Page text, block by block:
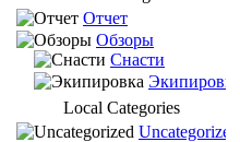
Отчет
Обзоры
Снасти
Экипировка
Local Categories
Uncategorized